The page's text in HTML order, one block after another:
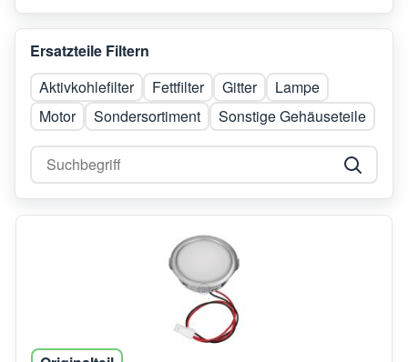
Ersatzteile Filtern
Aktivkohlefilter
Fettfilter Gitter
Lampe
Motor
Sondersortiment Sonstige Gehäuseteile